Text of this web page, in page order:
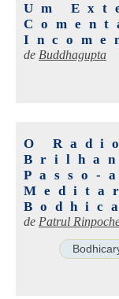
Um
de Buddhagupta
O
Passo-
de Patrul